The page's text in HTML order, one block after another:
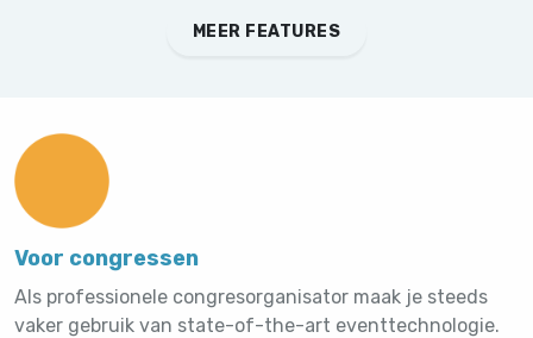
MEER FEATURES
Voor congressen
Als professionele congresorganisator maak je steeds
vaker gebruik van state-of-the-art eventtechnologie.